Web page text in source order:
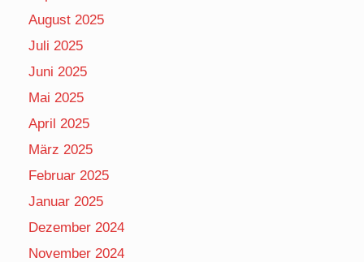
August 2025
Juli 2025
Juni 2025
Mai 2025
April 2025
März 2025
Februar 2025
Januar 2025
Dezember 2024
November 2024